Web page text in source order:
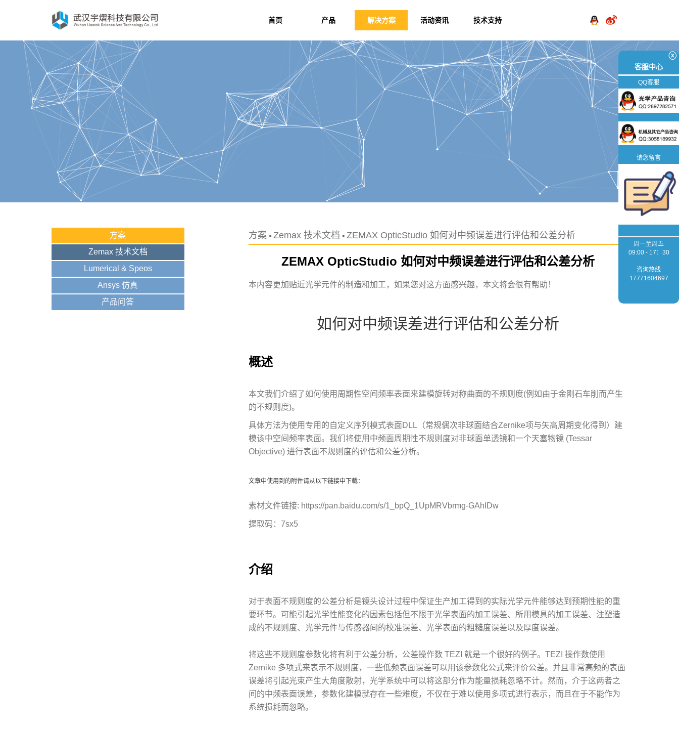
首页 产品 解决方案 活动资讯 技术支持
方案
Zemax 技术文档
Lumerical & Speos
Ansys 仿真
产品问答
方案 > Zemax 技术文档 > ZEMAX OpticStudio 如何对中频误差进行评估和公差分析
ZEMAX OpticStudio 如何对中频误差进行评估和公差分析
本内容更加贴近光学元件的制造和加工，如果您对这方面感兴趣，本文将会很有帮助！
如何对中频误差进行评估和公差分析
概述
本文我们介绍了如何使用周期性空间频率表面来建模旋转对称曲面的不规则度(例如由于金刚石车削而产生
的不规则度)。
具体方法为使用专用的自定义序列模式表面DLL（常规偶次非球面结合Zernike项与矢高周期变化得到）建
模该中空间频率表面。我们将使用中频面周期性不规则度对非球面单透镜和一个天塞物镜 (Tessar
Objective) 进行表面不规则度的评估和公差分析。
文章中使用到的附件请从以下链接中下载：
素材文件链接: https://pan.baidu.com/s/1_bpQ_1UpMRVbrmg-GAhIDw
提取码：7sx5
介绍
对于表面不规则度的公差分析是镜头设计过程中保证生产加工得到的实际光学元件能够达到预期性能的重
要环节。可能引起光学性能变化的因素包括但不限于光学表面的加工误差、所用模具的加工误差、注塑造
成的不规则度、光学元件与传感器间的校准误差、光学表面的粗糙度误差以及厚度误差。
将这些不规则度参数化将有利于公差分析，公差操作数 TEZI 就是一个很好的例子。TEZI 操作数使用
Zernike 多项式来表示不规则度，一些低频表面误差可以用该参数化公式来评价公差。并且非常高频的表面
误差将引起光束产生大角度散射，光学系统中可以将这部分作为能量损耗忽略不计。然而，介于这两者之
间的中频表面误差，参数化建模就存在一些难度，不仅在于难以使用多项式进行表示，而且在于不能作为
系统损耗而忽略。
ⓧ
客服中心
QQ客服
请您留言
周一至周五
09:00 - 17：30
咨询热线
17771604697